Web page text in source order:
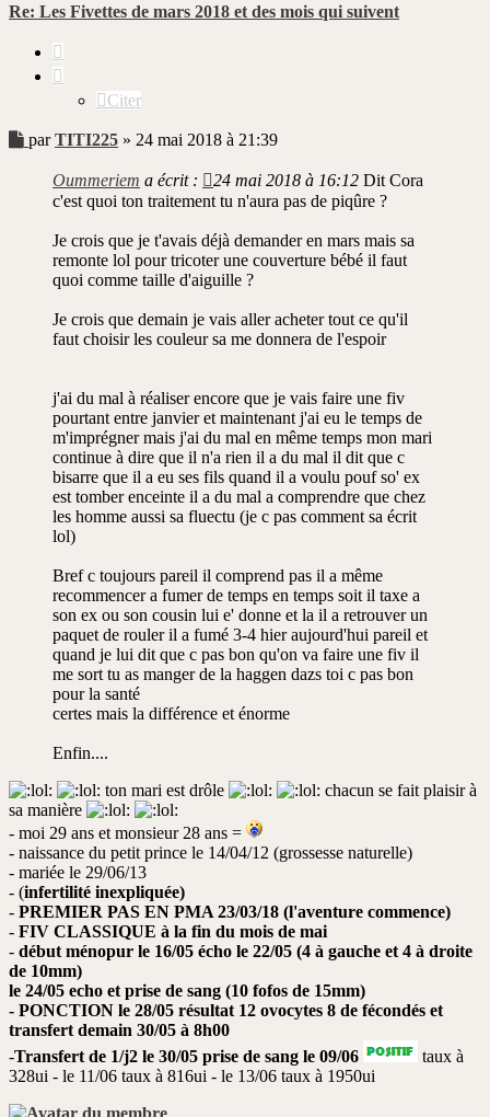
Re: Les Fivettes de mars 2018 et des mois qui suivent
Citer
Message
parTITI225 » 24 mai 2018 à 21:39
Oummeriem a écrit : 24 mai 2018 à 16:12 Dit Cora
c'est quoi ton traitement tu n'aura pas de piqûre ?
Je crois que je t'avais déjà demander en mars mais sa
remonte lol pour tricoter une couverture bébé il faut
quoi comme taille d'aiguille ?
Je crois que demain je vais aller acheter tout ce qu'il
faut choisir les couleur sa me donnera de l'espoir
j'ai du mal à réaliser encore que je vais faire une fiv
pourtant entre janvier et maintenant j'ai eu le temps de
m'imprégner mais j'ai du mal en même temps mon mari
continue à dire que il n'a rien il a du mal il dit que c
bisarre que il a eu ses fils quand il a voulu pouf so' ex
est tomber enceinte il a du mal a comprendre que chez
les homme aussi sa fluectu (je c pas comment sa écrit
lol)
Bref c toujours pareil il comprend pas il a même
recommencer a fumer de temps en temps soit il taxe a
son ex ou son cousin lui e' donne et la il a retrouver un
paquet de rouler il a fumé 3-4 hier aujourd'hui pareil et
quand je lui dit que c pas bon qu'on va faire une fiv il
me sort tu as manger de la haggen dazs toi c pas bon
pour la santé
certes mais la différence et énorme
Enfin....
ton mari est drôle
chacun se fait plaisir à
sa manière
- moi 29 ans et monsieur 28 ans =
- naissance du petit prince le 14/04/12 (grossesse naturelle)
- mariée le 29/06/13
- (infertilité inexpliquée)
- PREMIER PAS EN PMA 23/03/18 (l'aventure commence)
- FIV CLASSIQUE à la fin du mois de mai
- début ménopur le 16/05 écho le 22/05 (4 à gauche et 4 à droite
de 10mm)
le 24/05 echo et prise de sang (10 fofos de 15mm)
- PONCTION le 28/05 résultat 12 ovocytes 8 de fécondés et
transfert demain 30/05 à 8h00
-Transfert de 1/j2 le 30/05 prise de sang le 09/06
taux à
328ui - le 11/06 taux à 816ui - le 13/06 taux à 1950ui